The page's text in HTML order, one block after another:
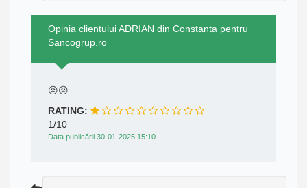
Opinia clientului ADRIAN din Constanta pentru
Sancogrup.ro
😠😠
RATING:
1/10
Data publicării 30-01-2025 15:10